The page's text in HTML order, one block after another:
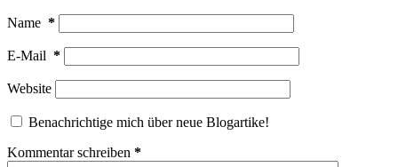
Name *
E-Mail *
Website
Benachrichtige mich über neue Blogartike!
Kommentar schreiben *